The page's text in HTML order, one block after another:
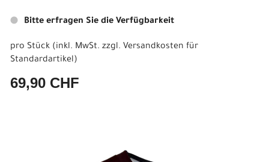
Bitte erfragen Sie die Verfügbarkeit
pro Stück (inkl. MwSt. zzgl. Versandkosten für
Standardartikel)
69,90 CHF